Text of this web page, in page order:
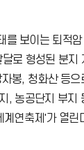
보이는 퇴적
로 형성된 분
봉, 청화산 등
, 농공단지 부
연축제'가 열린